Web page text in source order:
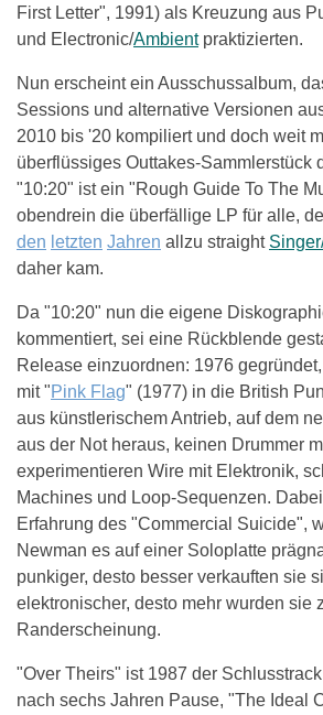
First Letter", 1991) als Kreuzung aus
und Electronic/Ambientpraktizierten.
Nun erscheint ein Ausschussalbum,
Sessions und alternative Versionen
2010 bis '20 kompiliert und doch weit
überflüssiges Outtakes-Sammlerstück
"10:20" ist ein "Rough Guide To The
obendrein die überfällige LP für alle,
den letzten Jahren allzu straight
daher kam.
Da "10:20" nun die eigene
kommentiert, sei eine Rückblende
Release einzuordnen: 1976
mit "Pink Flag" (1977) in die British
aus künstlerischem Antrieb, auf dem
aus der Not heraus, keinen Drummer
experimentieren Wire mit Elektronik,
Machines und Loop-Sequenzen.
Erfahrung des "Commercial Suicide",
Newman es auf einer Soloplatte
punkiger, desto besser verkauften sie
elektronischer, desto mehr wurden sie
Randerscheinung.
"Over Theirs" ist 1987 der
nach sechs Jahren Pause, "The Ideal